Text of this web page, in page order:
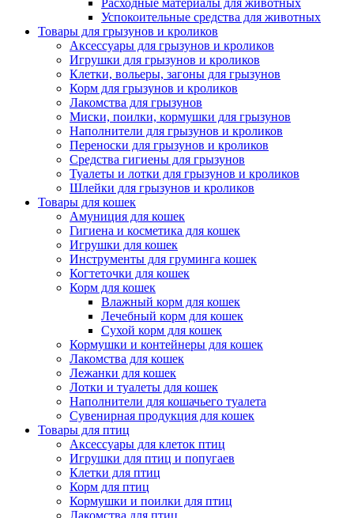
Расходные материалы для животных
Успокоительные средства для животных
Товары для грызунов и кроликов
Аксессуары для грызунов и кроликов
Игрушки для грызунов и кроликов
Клетки, вольеры, загоны для грызунов
Корм для грызунов и кроликов
Лакомства для грызунов
Миски, поилки, кормушки для грызунов
Наполнители для грызунов и кроликов
Переноски для грызунов и кроликов
Средства гигиены для грызунов
Туалеты и лотки для грызунов и кроликов
Шлейки для грызунов и кроликов
Товары для кошек
Амуниция для кошек
Гигиена и косметика для кошек
Игрушки для кошек
Инструменты для груминга кошек
Когтеточки для кошек
Корм для кошек
Влажный корм для кошек
Лечебный корм для кошек
Сухой корм для кошек
Кормушки и контейнеры для кошек
Лакомства для кошек
Лежанки для кошек
Лотки и туалеты для кошек
Наполнители для кошачьего туалета
Сувенирная продукция для кошек
Товары для птиц
Аксессуары для клеток птиц
Игрушки для птиц и попугаев
Клетки для птиц
Корм для птиц
Кормушки и поилки для птиц
Лакомства для птиц